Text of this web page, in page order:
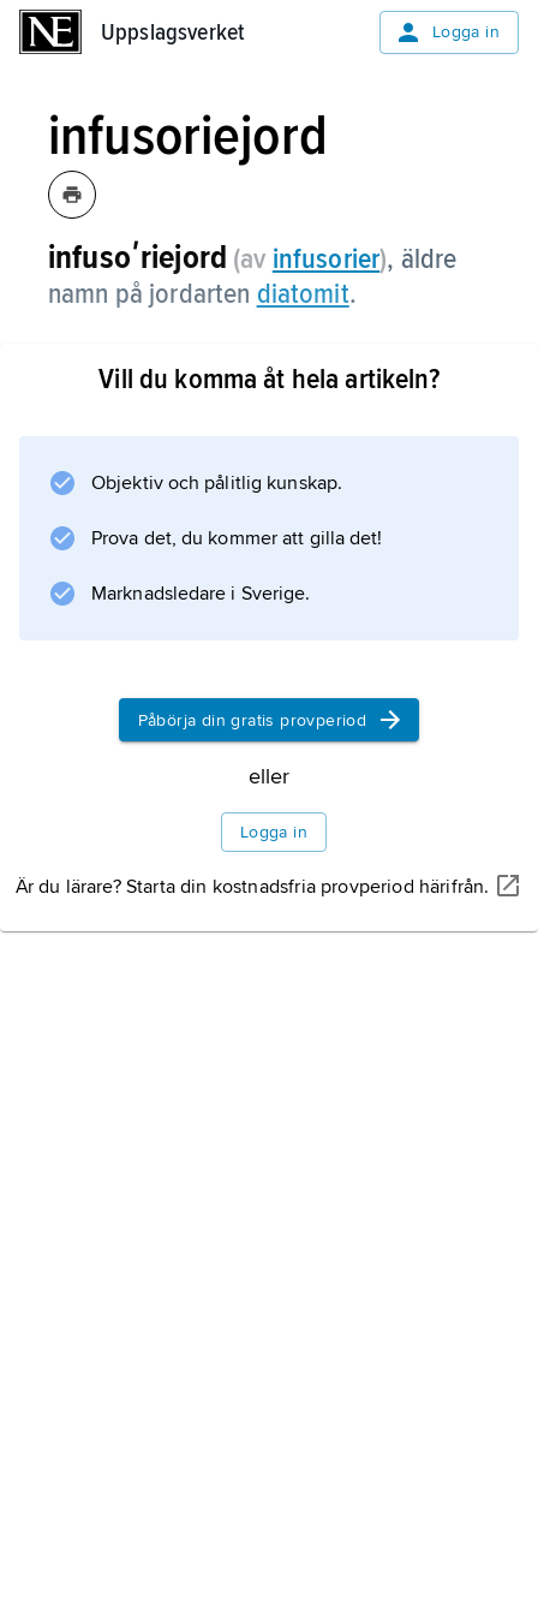
Uppslagsverket Logga in
infusoriejord
infusoʹriejord (av infusorier), äldre
namn på jordarten diatomit.
Vill du komma åt hela artikeln?
Objektiv och pålitlig kunskap.
Prova det, du kommer att gilla det!
Marknadsledare i Sverige.
Påbörja din gratis provperiod
eller
Logga in
Är du lärare? Starta din kostnadsfria provperiod härifrån.